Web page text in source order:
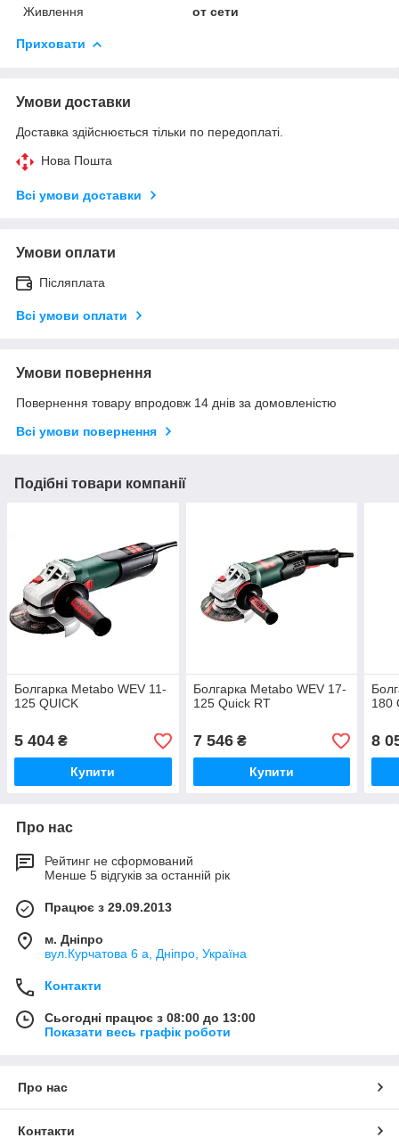
Живлення
от сети
Приховати
Умови доставки
Доставка здійснюється тільки по передоплаті.
Нова Пошта
Всі умови доставки
Умови оплати
Післяплата
Всі умови оплати
Умови повернення
Повернення товару впродовж 14 днів за домовленістю
Всі умови повернення
Подібні товари компанії
Болгарка Metabo WEV 11-
125 QUICK
5 404 ₴
Купити
Болгарка Metabo WEV 17-
125 Quick RT
7 546₴
Купити
180
8
Про нас
Рейтинг не сформований
Менше 5 відгуків за останній рік
Працює з 29.09.2013
м. Дніпро
вул.Курчатова 6 а, Дніпро, Україна
Контакти
Сьогодні працює з 08:00 до 13:00
Показати весь графік роботи
Про нас
Контакти